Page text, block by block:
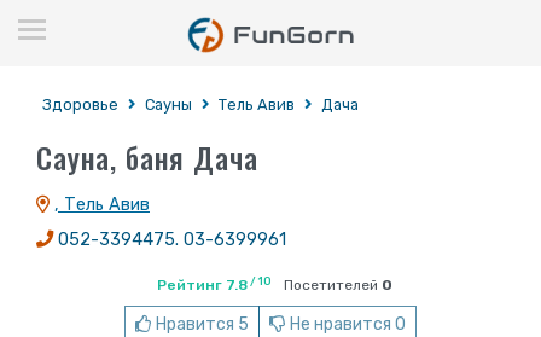
Здоровье Сауны Тель Авив Дача
Сауна, баня Дача
, Тель Авив
052-3394475. 03-6399961
Рейтинг 7.8 / 10 Посетителей 0
Нравится 5 Не нравится 0